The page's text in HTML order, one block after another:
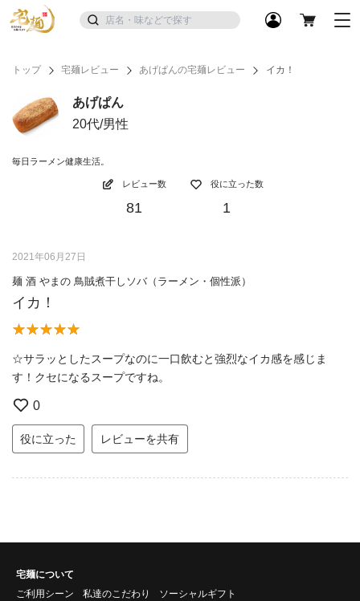
トップ 宅麺レビュー あげぱんの宅麺レビュー イカ！
あげぱん
20代/男性
毎日ラーメン健康生活。
レビュー数
81
役に立った数
1
2021年06月27日
麺 酒 やまの 鳥賊煮干しソバ（ラーメン・個性派）
イカ！
☆サラッとしたスープなのに一口飲むと強烈なイカ感を感じま
す！クセになるスープですね。
0
役に立った レビューを共有
宅麺について
ご利用シーン
私達のこだわり ソーシャルギフト